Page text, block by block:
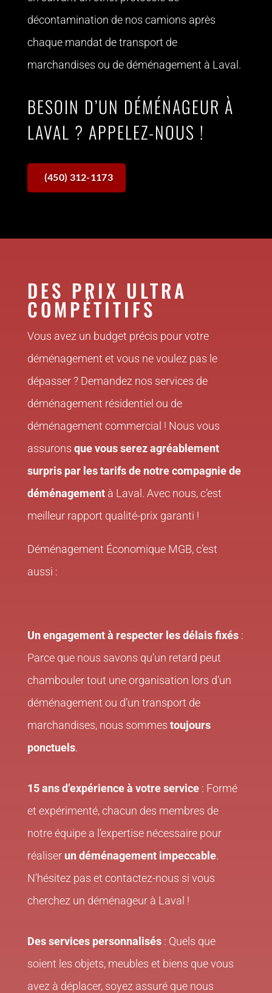
décontamination de nos camions après
chaque mandat de transport de
marchandises ou de déménagement à Laval.
BESOIN D’UN DÉMÉNAGEUR À
LAVAL ? APPELEZ-NOUS !
(450) 312-1173
DES PRIX ULTRA
COMPÉTITIFS
Vous avez un budget précis pour votre
déménagement et vous ne voulez pas le
dépasser ? Demandez nos services de
déménagement résidentiel ou de
déménagement commercial ! Nous vous
assurons que vous serez agréablement
surpris par les tarifs de notre compagnie de
déménagementà Laval. Avec nous, c’est
meilleur rapport qualité-prix garanti !
Déménagement Économique MGB, c’est
aussi :
Un engagement à respecter les délais fixés :
Parce que nous savons qu’un retard peut
chambouler tout une organisation lors d’un
déménagement ou d’un transport de
marchandises, nous sommes toujours
ponctuels.
15 ans d’expérience à votre service : Formé
et expérimenté, chacun des membres de
notre équipe a l’expertise nécessaire pour
réaliser un déménagement impeccable.
N’hésitez pas et contactez-nous si vous
cherchez un déménageur à Laval !
Des services personnalisés : Quels que
soient les objets, meubles et biens que vous
avez à déplacer, soyez assuré que nous